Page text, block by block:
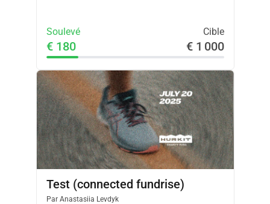
Soulevé Cible
€ 180 € 1 000
Test (connected fundrise)
ParAnastasiia Levdyk